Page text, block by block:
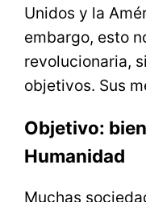
Unidos y la
embargo, esto
revolucionaria,
objetivos. Sus
Objetivo:
Humanidad
Muchas